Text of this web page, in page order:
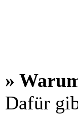
»
Dafür